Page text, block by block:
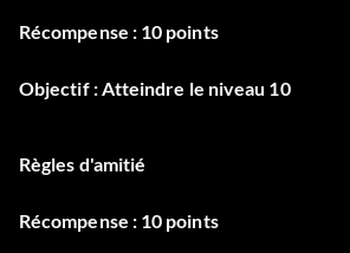
Récompense : 10 points
Objectif : Atteindre le niveau 10
Règles d'amitié
Récompense : 10 points